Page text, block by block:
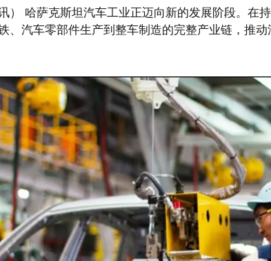
） 哈萨克斯坦汽车工业正迈向新的发展阶段。在
、汽车零部件生产到整车制造的完整产业链，推